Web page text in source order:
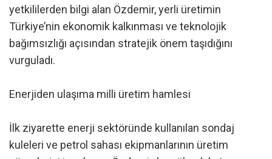
yetkililerden bilgi alan Özdemir, yerli üretimin
Türkiye’nin ekonomik kalkınması ve teknolojik
bağımsızlığı açısından stratejik önem taşıdığını
vurguladı.
Enerjiden ulaşıma milli üretim hamlesi
İlk ziyarette enerji sektöründe kullanılan sondaj
kuleleri ve petrol sahası ekipmanlarının üretim